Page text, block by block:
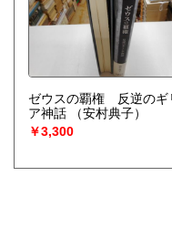
ゼウスの覇権 反逆のギ
ア神話
（安村典子）
￥3,300